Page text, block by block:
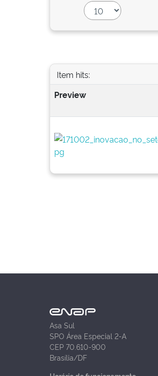
Item hits:
Preview
Asa Sul
SPO Área Especial 2-A
CEP 70.610-900
Brasília/DF